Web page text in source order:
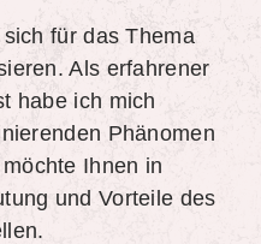
für das Thema
Als erfahrener
habe ich mich
Phänomen
Ihnen in
und Vorteile des